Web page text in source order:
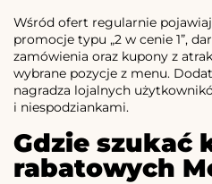
Wśród ofert regularnie
promocje typu „2 w cenie 1”,
zamówienia oraz kupony z
wybrane pozycje z menu.
nagradza lojalnych
i niespodziankami.
Gdzie szukać
rabatowych